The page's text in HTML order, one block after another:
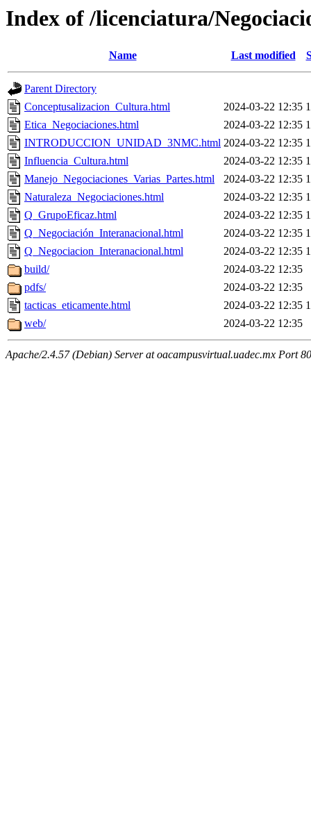
Index of /licenciatura/
Name Last modified
Parent Directory
Conceptusalizacion_Cultura.html
2024-03-22 12:35
Etica_Negociaciones.html
2024-03-22 12:35
INTRODUCCION_UNIDAD_3NMC.html 2024-03-22 12:35
Influencia_Cultura.html
2024-03-22 12:35
Manejo_Negociaciones_Varias_Partes.html
2024-03-22 12:35
Naturaleza_Negociaciones.html
2024-03-22 12:35
Q_GrupoEficaz.html
2024-03-22 12:35
Q_Negociación_Interanacional.html
2024-03-22 12:35
Q_Negociacion_Interanacional.html
2024-03-22 12:35
build/
2024-03-22 12:35
pdfs/
2024-03-22 12:35
tacticas_eticamente.html
2024-03-22 12:35
web/
2024-03-22 12:35
Apache/2.4.57 (Debian) Server at oacampusvirtual.uadec.mx Port 80